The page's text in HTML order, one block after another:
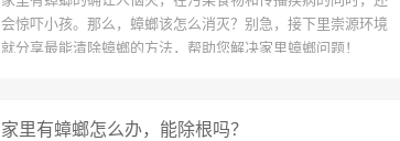
会惊吓小孩。那么，蟑螂该怎么消灭？别急，接下里崇源环境
就分享最能清除蟑螂的方法，帮助您解决家里蟑螂问题！
家里有蟑螂怎么办，能除根吗？